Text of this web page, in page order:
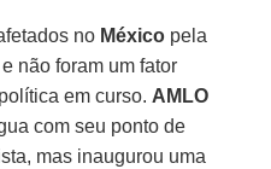
no México pela
não foram um fator
em curso. AMLO
com seu ponto de
mas inaugurou uma